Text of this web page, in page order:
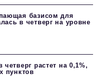
базисом для
в четверг на уровне
четверг растет на 0,1%,
пунктов